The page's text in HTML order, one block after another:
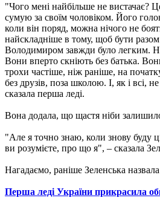
"Чого мені найбільше не вистачає?
сумую за своїм чоловіком. Його
коли він поряд, можна нічого не
найскладніше в тому, щоб бути
Володимиром завжди було легким.
Вони вперто скніють без батька.
трохи частіше, ніж раніше, на
без друзів, поза школою. І, як і всі,
сказала перша леді.
Вона додала, що щастя ніби
"Але я точно знаю, коли знову буду
ви розумієте, про що я", – сказала
Нагадаємо, раніше Зеленська назвала
Перша леді України прикрасила